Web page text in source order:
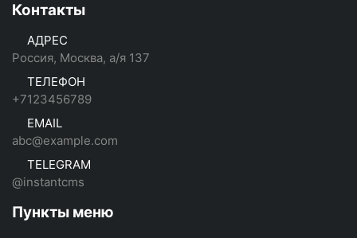
Контакты
АДРЕС
Россия, Москва, а/я 137
ТЕЛЕФОН
+7123456789
EMAIL
abc@example.com
TELEGRAM
@instantcms
Пункты меню